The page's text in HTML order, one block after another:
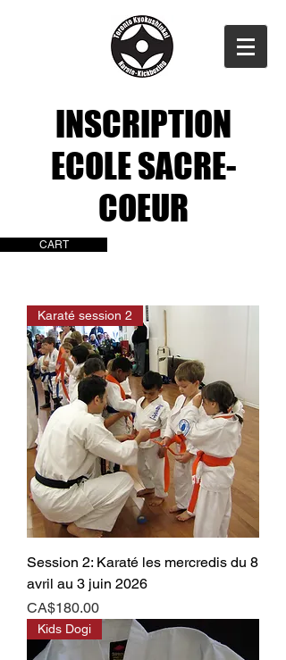
INSCRIPTION
ECOLE SACRE-
COEUR
CART
Karaté session 2
Session 2: Karaté les mercredis du 8
avril au 3 juin 2026
Price
CA$180.00
Kids Dogi